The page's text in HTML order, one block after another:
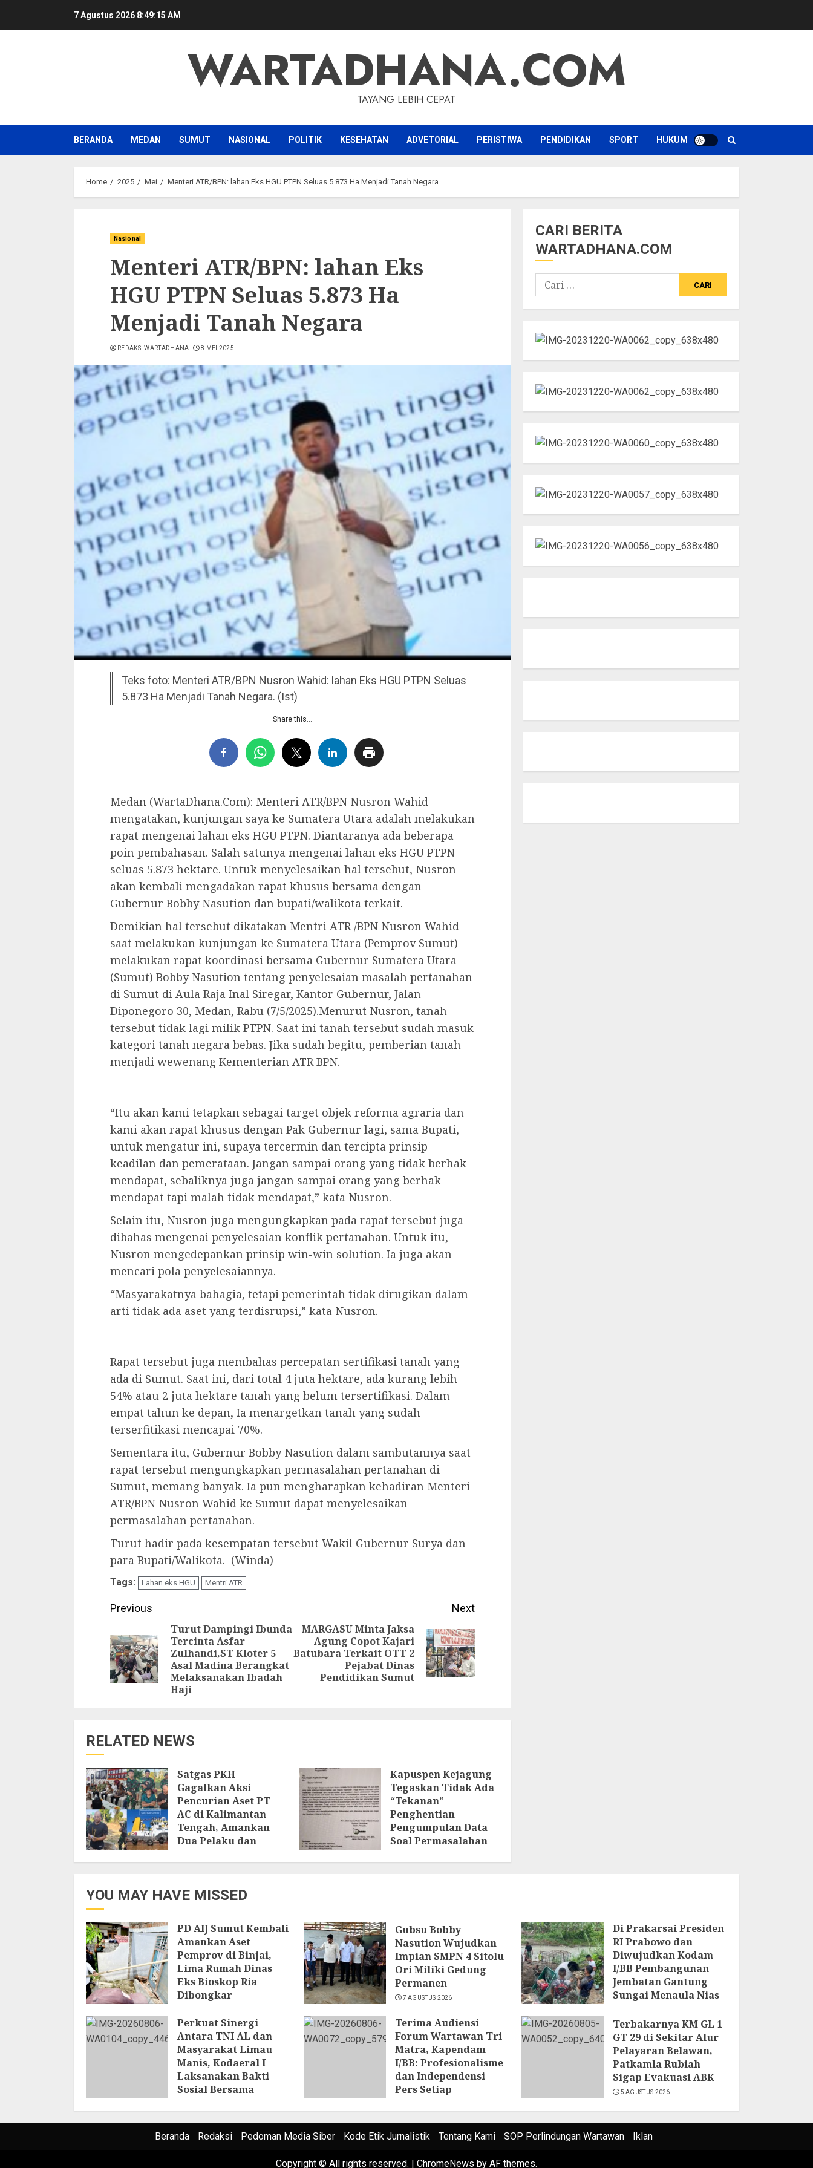
7 Agustus 2026 8:49:16 AM
WARTADHANA.COM
TAYANG LEBIH CEPAT
BERANDA MEDAN SUMUT NASIONAL POLITIK KESEHATAN ADVETORIAL PERISTIWA PENDIDIKAN SPORT HUKUM
Home 2025 Mei Menteri ATR/BPN: lahan Eks HGU PTPN Seluas 5.873 Ha Menjadi Tanah Negara
Nasional
Menteri ATR/BPN: lahan Eks
HGU PTPN Seluas 5.873 Ha
Menjadi Tanah Negara
REDAKSI WARTADHANA 8 MEI 2025
Teks foto: Menteri ATR/BPN Nusron Wahid: lahan Eks HGU PTPN Seluas
5.873 Ha Menjadi Tanah Negara. (Ist)
Share this…
Medan (WartaDhana.Com): Menteri ATR/BPN Nusron Wahid
mengatakan, kunjungan saya ke Sumatera Utara adalah melakukan
rapat mengenai lahan eks HGU PTPN. Diantaranya ada beberapa
poin pembahasan. Salah satunya mengenai lahan eks HGU PTPN
seluas 5.873 hektare. Untuk menyelesaikan hal tersebut, Nusron
akan kembali mengadakan rapat khusus bersama dengan
Gubernur Bobby Nasution dan bupati/walikota terkait.
Demikian hal tersebut dikatakan Mentri ATR /BPN Nusron Wahid
saat melakukan kunjungan ke Sumatera Utara (Pemprov Sumut)
melakukan rapat koordinasi bersama Gubernur Sumatera Utara
(Sumut) Bobby Nasution tentang penyelesaian masalah pertanahan
di Sumut di Aula Raja Inal Siregar, Kantor Gubernur, Jalan
Diponegoro 30, Medan, Rabu (7/5/2025).Menurut Nusron, tanah
tersebut tidak lagi milik PTPN. Saat ini tanah tersebut sudah masuk
kategori tanah negara bebas. Jika sudah begitu, pemberian tanah
menjadi wewenang Kementerian ATR BPN.
“Itu akan kami tetapkan sebagai target objek reforma agraria dan
kami akan rapat khusus dengan Pak Gubernur lagi, sama Bupati,
untuk mengatur ini, supaya tercermin dan tercipta prinsip
keadilan dan pemerataan. Jangan sampai orang yang tidak berhak
mendapat, sebaliknya juga jangan sampai orang yang berhak
mendapat tapi malah tidak mendapat,” kata Nusron.
Selain itu, Nusron juga mengungkapkan pada rapat tersebut juga
dibahas mengenai penyelesaian konflik pertanahan. Untuk itu,
Nusron mengedepankan prinsip win-win solution. Ia juga akan
mencari pola penyelesaiannya.
“Masyarakatnya bahagia, tetapi pemerintah tidak dirugikan dalam
arti tidak ada aset yang terdisrupsi,” kata Nusron.
Rapat tersebut juga membahas percepatan sertifikasi tanah yang
ada di Sumut. Saat ini, dari total 4 juta hektare, ada kurang lebih
54% atau 2 juta hektare tanah yang belum tersertifikasi. Dalam
empat tahun ke depan, Ia menargetkan tanah yang sudah
terserfitikasi mencapai 70%.
Sementara itu, Gubernur Bobby Nasution dalam sambutannya saat
rapat tersebut mengungkapkan permasalahan pertanahan di
Sumut, memang banyak. Ia pun mengharapkan kehadiran Menteri
ATR/BPN Nusron Wahid ke Sumut dapat menyelesaikan
permasalahan pertanahan.
Turut hadir pada kesempatan tersebut Wakil Gubernur Surya dan
para Bupati/Walikota. (Winda)
Tags: Lahan eks HGU Mentri ATR
Continue
Reading
Previous
Previous
Turut Dampingi Ibunda
Tercinta Asfar
Zulhandi,ST Kloter 5
Asal Madina Berangkat
Melaksanakan Ibadah
Haji
Next
Next
MARGASU Minta Jaksa
Agung Copot Kajari
Batubara Terkait OTT 2
Pejabat Dinas
Pendidikan Sumut
RELATED NEWS
Satgas PKH
Gagalkan Aksi
Pencurian Aset PT
AC di Kalimantan
Tengah, Amankan
Dua Pelaku dan
Kapuspen Kejagung
Tegaskan Tidak Ada
“Tekanan”
Penghentian
Pengumpulan Data
Soal Permasalahan
CARI BERITA
WARTADHANA.COM
Cari
untuk:
YOU MAY HAVE MISSED
PD AIJ Sumut Kembali
Amankan Aset
Pemprov di Binjai,
Lima Rumah Dinas
Eks Bioskop Ria
Dibongkar
Gubsu Bobby
Nasution Wujudkan
Impian SMPN 4 Sitolu
Ori Miliki Gedung
Permanen
7 AGUSTUS 2026
Di Prakarsai Presiden
RI Prabowo dan
Diwujudkan Kodam
I/BB Pembangunan
Jembatan Gantung
Sungai Menaula Nias
Perkuat Sinergi
Antara TNI AL dan
Masyarakat Limau
Manis, Kodaeral I
Laksanakan Bakti
Sosial Bersama
Terima Audiensi
Forum Wartawan Tri
Matra, Kapendam
I/BB: Profesionalisme
dan Independensi
Pers Setiap
Terbakarnya KM GL 1
GT 29 di Sekitar Alur
Pelayaran Belawan,
Patkamla Rubiah
Sigap Evakuasi ABK
5 AGUSTUS 2026
Beranda Redaksi Pedoman Media Siber Kode Etik Jurnalistik Tentang Kami SOP Perlindungan Wartawan Iklan
Copyright © All rights reserved. ChromeNews by AF themes.